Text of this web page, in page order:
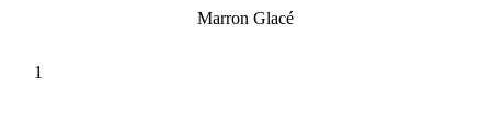
Marron Glacé